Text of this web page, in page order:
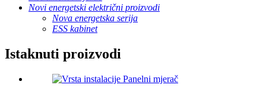
Novi energetski električni proizvodi
Nova energetska serija
ESS kabinet
Istaknuti proizvodi